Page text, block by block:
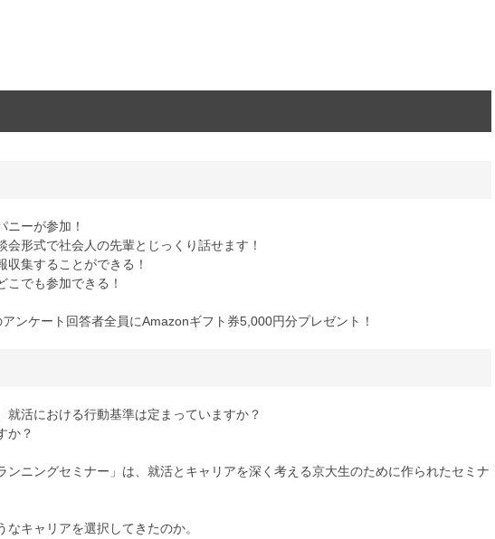
ーが参加！
形式で社会人の先輩とじっくり話せます！
集することができる！
でも参加できる！
ンケート回答者全員にAmazonギフト券5,000円分プレゼント！
就活における行動基準は定まっていますか？
か？
ンニングセミナー」は、就活とキャリアを深く考える京大生のために作られたセミナ
キャリアを選択してきたのか。